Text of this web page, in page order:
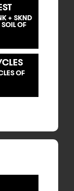
+ SKND
OF
OF